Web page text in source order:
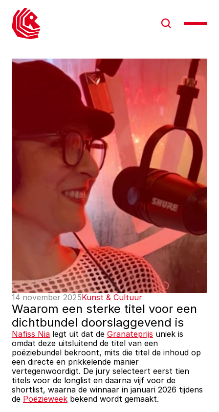
14 november 2025Kunst & Cultuur
Waarom een sterke titel voor een
dichtbundel doorslaggevend is
Nafiss Nia legt uit dat de Granateprijs uniek is
omdat deze uitsluitend de titel van een
poëziebundel bekroont, mits die titel de inhoud op
een directe en prikkelende manier
vertegenwoordigt. De jury selecteert eerst tien
titels voor de longlist en daarna vijf voor de
shortlist, waarna de winnaar in januari 2026 tijdens
de Poëzieweek bekend wordt gemaakt.